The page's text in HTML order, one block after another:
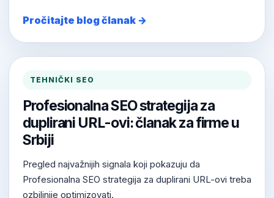
Pročitajte blog članak →
TEHNIČKI SEO
Profesionalna SEO strategija za
duplirani URL-ovi: članak za firme u
Srbiji
Pregled najvažnijih signala koji pokazuju da
Profesionalna SEO strategija za duplirani URL-ovi treba
ozbiljnije optimizovati.